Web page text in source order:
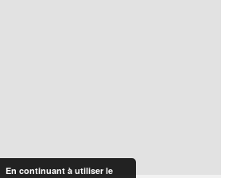
En continuant à utiliser le